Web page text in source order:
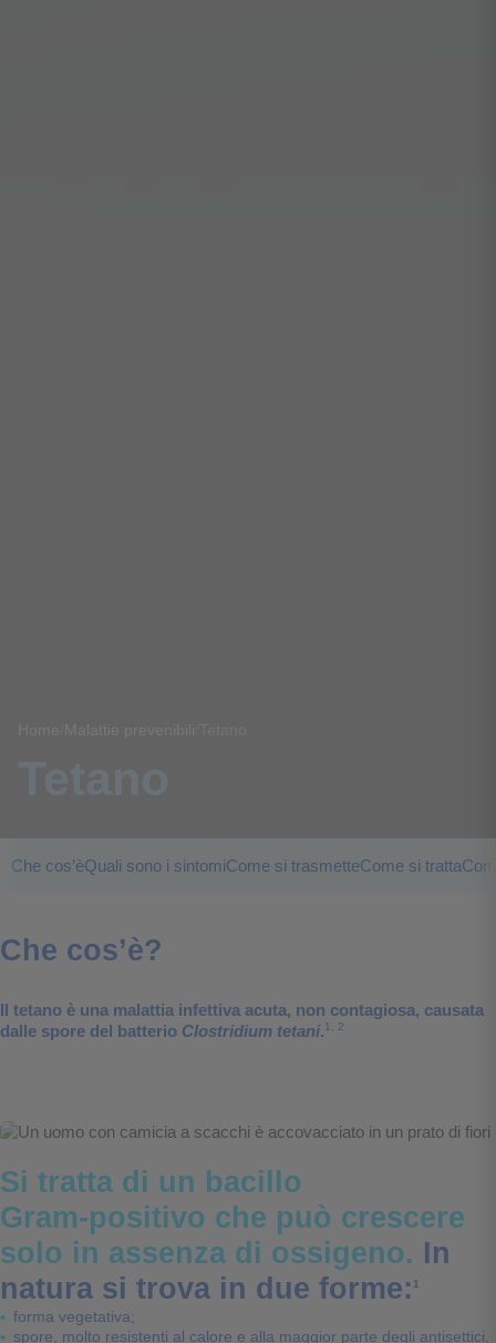
Che cos’èQuali sono i sintomiCome si trasmetteCome si tratta
Che cos’è?
Il tetano è una malattia infettiva acuta, non contagiosa, causata
dalle spore del batterio Clostridium tetani.1, 2
Si tratta di un bacillo
Gram‑positivo che può crescere
solo in assenza di ossigeno. In
natura si trova in due forme: 1
forma vegetativa;
spore, molto resistenti al calore e alla maggior parte degli antisettici,